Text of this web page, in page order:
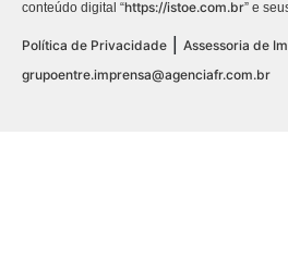
conteúdo digital “https://istoe.com.br” e
Política de Privacidade
Assessoria de
grupoentre.imprensa@agenciafr.com.br